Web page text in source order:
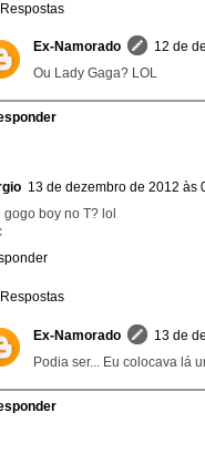
Respostas
Ex-Namorado
12 de
Ou Lady Gaga? LOL
13 de dezembro de 2012 às
gogo boy no T? lol
Respostas
Ex-Namorado
13 de
Podia ser... Eu colocava lá